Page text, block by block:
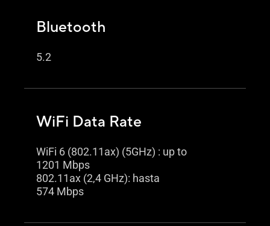
Bluetooth
5.2
WiFi Data Rate
WiFi 6 (802.11ax) (5GHz) : up to
1201 Mbps
802.11ax (2,4 GHz): hasta
574 Mbps